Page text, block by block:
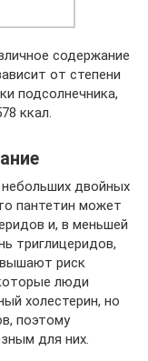
содержание
от степени
подсолнечника,
ккал.
двойных
пантетин может
и, в меньшей
триглицеридов,
риск
люди
холестерин, но
поэтому
для них.